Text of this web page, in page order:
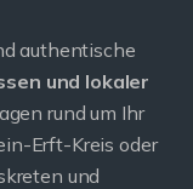
authentische
und lokaler
rund um Ihr
Erft-Kreis oder
und